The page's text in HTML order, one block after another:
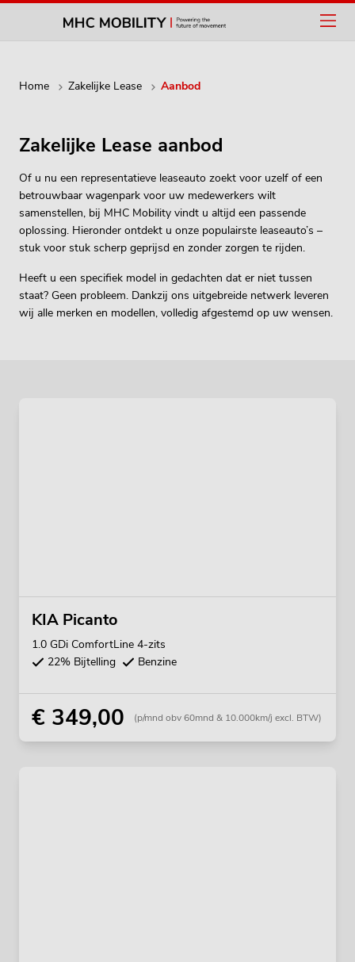
Home Zakelijke Lease Aanbod
Zakelijke Lease aanbod
Of u nu een representatieve leaseauto zoekt voor uzelf of een
betrouwbaar wagenpark voor uw medewerkers wilt
samenstellen, bij MHC Mobility vindt u altijd een passende
oplossing. Hieronder ontdekt u onze populairste leaseauto’s –
stuk voor stuk scherp geprijsd en zonder zorgen te rijden.
Heeft u een specifiek model in gedachten dat er niet tussen
staat? Geen probleem. Dankzij ons uitgebreide netwerk leveren
wij alle merken en modellen, volledig afgestemd op uw wensen.
KIA Picanto
1.0 GDi ComfortLine 4-zits
22% Bijtelling
Benzine
€ 349,00 (p/mnd obv 60mnd & 10.000km/j excl. BTW)